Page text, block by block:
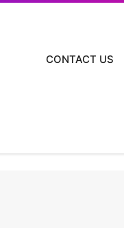
CONTACT US